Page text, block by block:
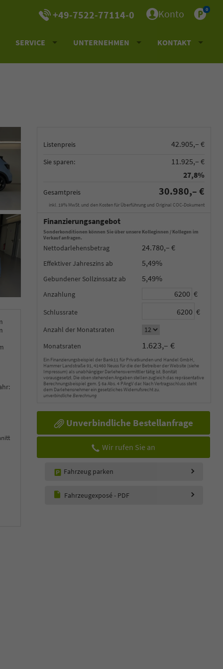
+49-7522-77114-0 Konto 0
SERVICE UNTERNEHMEN KONTAKT
Listenpreis 42.905,– €
Sie sparen:
11.925,– €
27,8%
Gesamtpreis 30.980,– €
inkl. 19% MwSt. und den Kosten für Überführung und Original COC-Dokument
Finanzierungsangebot
Sonderkonditionen können Sie über unsere Kolleginnen / Kollegen im
Verkauf anfragen.
Nettodarlehensbetrag 24.780,– €
Effektiver Jahreszins 5,49%
Gebundener Sollzinssatz 5,49%
Anzahlung €
Schlussrate €
Anzahl der Monatsraten
Monatsraten
1.623,– €
Ein Finanzierungsbeispiel der Bank11 für Privatkunden und Handel GmbH,
Hammer Landstraße 91, 41460 Neuss für die der Betreiber der Website (siehe
Impressum) als unabhängiger Darlehensvermittler tätig ist. Bonität
vorausgesetzt. Die oben stehenden Angaben stellen zugleich das repräsentative
Berechnungsbeispiel gem. § 6a Abs. 4 PAngV dar. Nach Vertragsschluss steht
dem Darlehensnehmer ein gesetzliches Widerrufsrecht zu.
unverbindliche Berechnung
Unverbindliche Bestellanfrage
Wir rufen Sie an
Fahrzeug parken
Fahrzeugexposé - PDF